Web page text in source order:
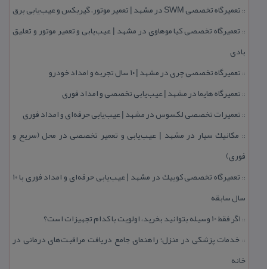
:: تعمیرگاه تخصصی SWM در مشهد | تعمیر موتور، گیربكس و عیب‌یابی برق
:: تعمیرگاه تخصصی كیا موهاوی در مشهد | عیب‌یابی و تعمیر موتور و تعلیق
بادی
:: تعمیرگاه تخصصی چری در مشهد | ۱۰ سال تجربه و امداد خودرو
:: تعمیرگاه هایما در مشهد | عیب‌یابی تخصصی و امداد فوری
:: تعمیرات تخصصی لكسوس در مشهد | عیب‌یابی حرفه‌ای و امداد فوری
:: مكانیك سیار در مشهد | عیب‌یابی و تعمیر تخصصی در محل (سریع و
فوری)
::
تعمیرگاه تخصصی كوییك در مشهد | عیب‌یابی حرفه‌ای و امداد فوری با ۱۰
سال سابقه
:: اگر فقط 10 وسیله بتوانید بخرید، اولویت با كدام تجهیزات است؟
:: خدمات پزشكی در منزل؛ راهنمای جامع دریافت مراقبت‌های درمانی در
خانه